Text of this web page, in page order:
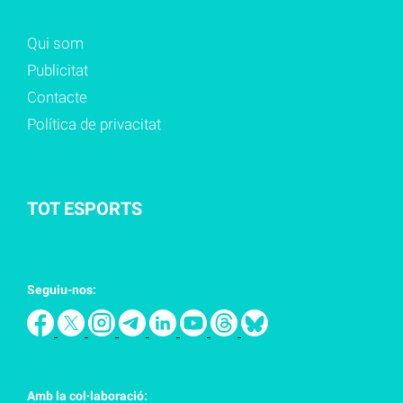
Qui som
Publicitat
Contacte
Política de privacitat
TOT ESPORTS
Seguiu-nos:
Amb la col·laboració: